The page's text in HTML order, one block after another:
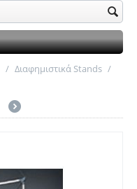
/ Διαφημιστικά Stands /